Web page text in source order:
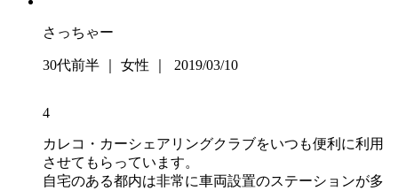
さっちゃー
30代前半 ｜ 女性 ｜ 2019/03/10
4
カレコ・カーシェアリングクラブをいつも便利に利用
させてもらっています。
自宅のある都内は非常に車両設置のステーションが多